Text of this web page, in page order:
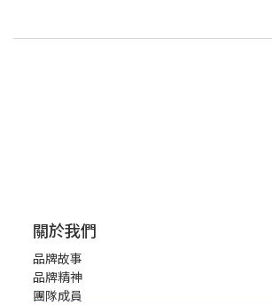
關於我們
品牌故事
品牌精神
團隊成員